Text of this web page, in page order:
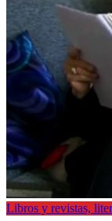
Libros y revistas,